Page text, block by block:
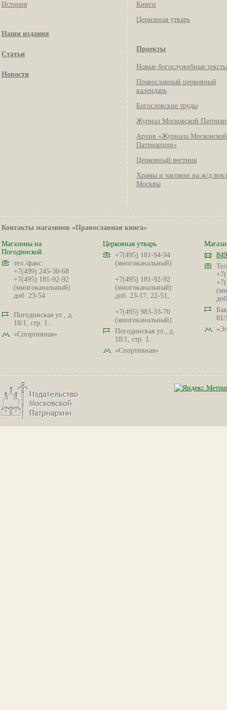
История
Наши издания
Статьи
Новости
Книги
Церковная утварь
Проекты
Новые богослужебные тексты
Православный церковный
календарь
Богословские труды
Журнал Московской
Архив «Журнала Московской
Патриархии»
Церковный вестник
Храмы и часовни на ж/д
Москвы
Контакты магазинов «Православная книга»
Магазины на
Погодинской
тел./факс:
+7(499) 245-30-68
+7(495) 181-92-92
(многоканальный)
доб. 23-54
Погодинская ул., д.
18/1, стр. 1.
«Спортивная»
Церковная утварь
+7(495) 181-94-94
(многоканальный)
+7(495) 181-92-92
(многоканальный)
доб. 23-17, 22-51,
+7(495) 983-33-70
(многоканальный)
Погодинская ул., д.
18/1, стр. 1.
«Спортивная»
81/